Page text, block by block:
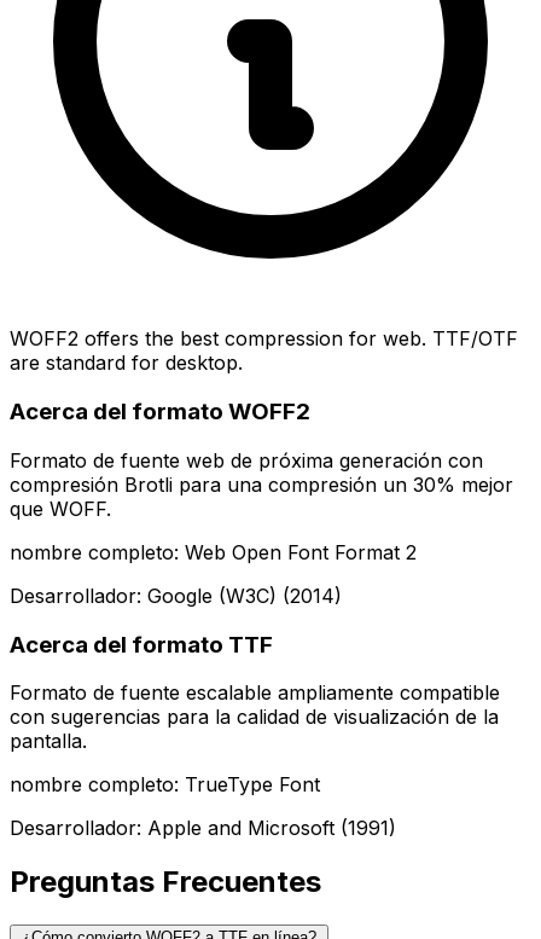
WOFF2 offers the best compression for web. TTF/OTF
are standard for desktop.
Acerca del formato WOFF2
Formato de fuente web de próxima generación con
compresión Brotli para una compresión un 30% mejor
que WOFF.
nombre completo: Web Open Font Format 2
Desarrollador: Google (W3C) (2014)
Acerca del formato TTF
Formato de fuente escalable ampliamente compatible
con sugerencias para la calidad de visualización de la
pantalla.
nombre completo: TrueType Font
Desarrollador: Apple and Microsoft (1991)
Preguntas Frecuentes